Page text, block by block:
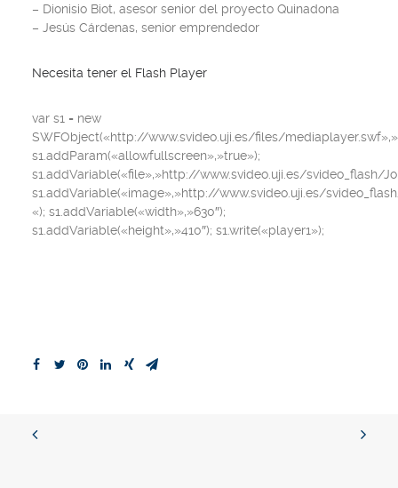
– Dionisio Biot, asesor senior del proyecto Quinadona
– Jesús Cárdenas, senior emprendedor
Necesita tener el Flash Player
var s1 = new
SWFObject(«http://www.svideo.uji.es/files/
s1.addParam(«allowfullscreen»,»true»);
s1.addVariable(«file»,»http://www.svideo.uji.es/svideo_flash/
s1.addVariable(«image»,»http://www.svideo.uji.es/
«); s1.addVariable(«width»,»630″);
s1.addVariable(«height»,»410″); s1.write(«player1»);